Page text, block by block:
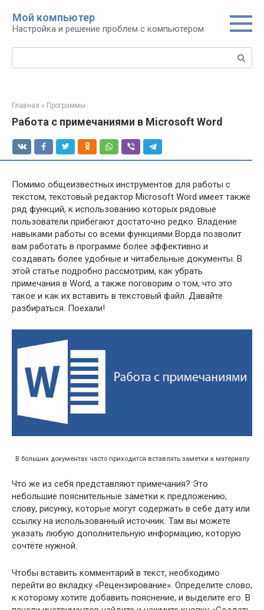
контенту
Мой компьютер
Настройка и решение проблем с компьютером
Поиск:
Главная » Программы
Работа с примечаниями в Microsoft Word
Помимо общеизвестных инструментов для работы с
текстом, текстовый редактор Microsoft Word имеет также
ряд функций, к использованию которых рядовые
пользователи прибегают достаточно редко. Владение
навыками работы со всеми функциями Ворда позволит
вам работать в программе более эффективно и
создавать более удобные и читабельные документы. В
этой статье подробно рассмотрим, как убрать
примечания в Word, а также поговорим о том, что это
такое и как их вставить в текстовый файл. Давайте
разбираться. Поехали!
В больших документах часто приходится вставлять заметки к материалу
Что же из себя представляют примечания? Это
небольшие пояснительные заметки к предложению,
слову, рисунку, которые могут содержать в себе дату или
ссылку на использованный источник. Там вы можете
указать любую дополнительную информацию, которую
сочтёте нужной.
Чтобы вставить комментарий в текст, необходимо
перейти во вкладку «Рецензирование». Определите слово,
к которому хотите добавить пояснение, и выделите его. В